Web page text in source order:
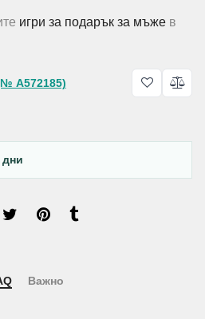
игри за подарък за мъже в
A572185)
дни
Важно